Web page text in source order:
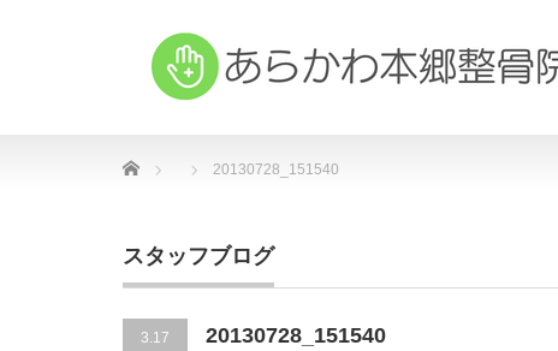
Home 20130728_151540
スタッフブログ
3.17
20130728_151540